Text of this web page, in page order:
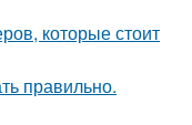
которые стоит
правильно.